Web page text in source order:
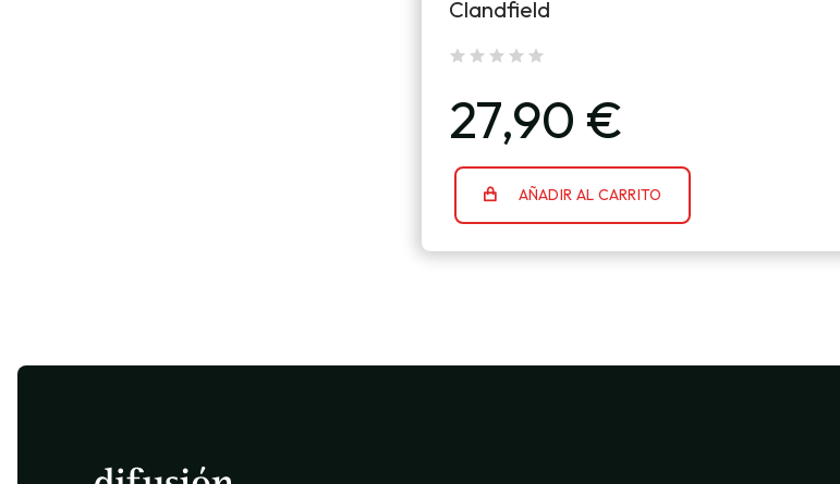
Clandfield
27,90 €
AÑADIR AL CARRITO